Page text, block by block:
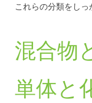
これらの分類をしっ
混合物
単体と